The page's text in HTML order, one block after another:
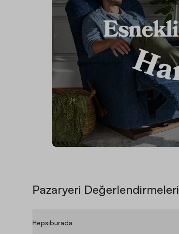
Pazaryeri Değerlendirmeleri
Hepsiburada